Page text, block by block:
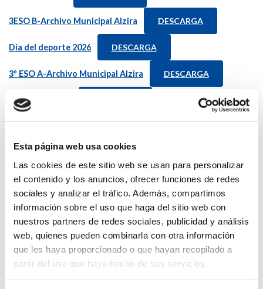
Esta página web usa cookies
Las cookies de este sitio web se usan para personalizar
el contenido y los anuncios, ofrecer funciones de redes
sociales y analizar el tráfico. Además, compartimos
información sobre el uso que haga del sitio web con
nuestros partners de redes sociales, publicidad y análisis
web, quienes pueden combinarla con otra información
que les haya proporcionado o que hayan recopilado a
partir del uso que haya hecho de sus servicios.
3ESO B-Archivo Municipal Alzira DESCARGA
Dia del deporte 2026 DESCARGA
3º ESO A-Archivo Municipal Alzira DESCARGA
Día Fallero 2026
AUTORIZACIÓN 2º ESO_MURTA
AUTORIZACIÓN 3º ESO_CASELLA DESCARGA
AUTORIZACIÓN 4º ESO_CASELLA
DESCARGA
AUTORIZACIÓN CONVIVENCIA DEPORTIVA 1º ESO
DESCARGA
Comunicación familias participación Agente externo en el
centro 1 y 2ESO
DESCARGA